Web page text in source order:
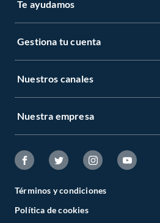
Te ayudamos
Gestiona tu cuenta
Nuestros canales
Nuestra empresa
Términos y condiciones
Política de cookies